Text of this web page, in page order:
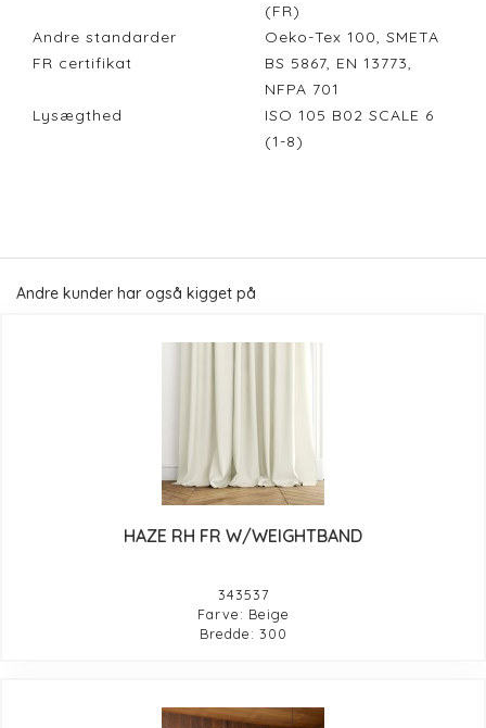
(FR)
Andre standarder
Oeko-Tex 100, SMETA
FR certifikat
BS 5867, EN 13773,
NFPA 701
Lysægthed
ISO 105 B02 SCALE 6
(1-8)
Andre kunder har også kigget på
HAZE RH FR W/WEIGHTBAND
343537
Farve: Beige
Bredde: 300